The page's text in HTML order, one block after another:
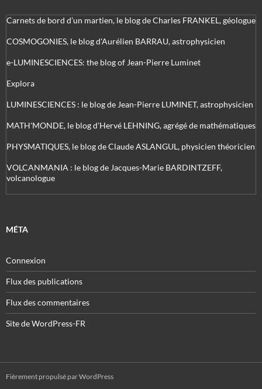
Carnets de bord d’un martien, le blog de Charles FRANKEL, géologue
COSMOGONIES, le blog d'Aurélien BARRAU, astrophysicien
e-LUMINESCIENCES: the blog of Jean-Pierre Luminet
Explora
LUMINESCIENCES : le blog de Jean-Pierre LUMINET, astrophysicien
MATH'MONDE, le blog d'Hervé LEHNING, agrégé de mathématiques
PHYSMATIQUES, le blog de Claude ASLANGUL, physicien théoricien
VOLCANMANIA : le blog de Jacques-Marie BARDINTZEFF,
volcanologue
MÉTA
Connexion
Flux des publications
Flux des commentaires
Site de WordPress-FR
Fièrement propulsé par WordPress